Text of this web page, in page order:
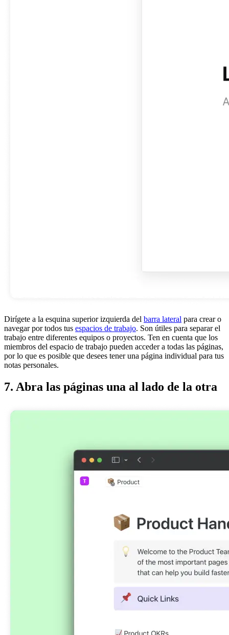
Dirígete a la esquina superior izquierda del barra lateral para crear o
navegar por todos tus espacios de trabajo. Son útiles para separar el
trabajo entre diferentes equipos o proyectos. Ten en cuenta que los
miembros del espacio de trabajo pueden acceder a todas las páginas,
por lo que es posible que desees tener una página individual para tus
notas personales.
7. Abra las páginas una al lado de la otra